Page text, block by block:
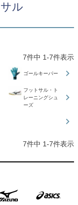
ル
7件中 1-7件表示
ゴールキーパー
フットサル・ト
レーニングシュ
ーズ
7件中 1-7件表示